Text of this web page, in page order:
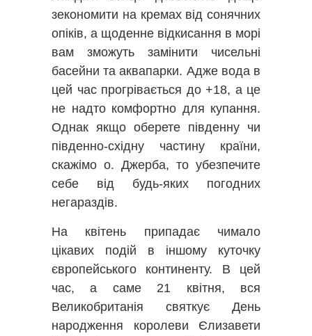
зекономити на кремах від сонячних
опіків, а щоденне відкисання в морі
вам зможуть замінити чисельні
басейни та аквапарки. Адже вода в
цей час прогрівається до +18, а це
не надто комфортно для купання.
Однак якщо оберете південну чи
південно-східну частину країни,
скажімо о. Джерба, то убезпечите
себе від будь-яких погодних
негараздів.
На квітень припадає чимало
цікавих подій в іншому куточку
європейського континенту. В цей
час, а саме 21 квітня, вся
Великобританія святкує День
народження королеви Єлизавети